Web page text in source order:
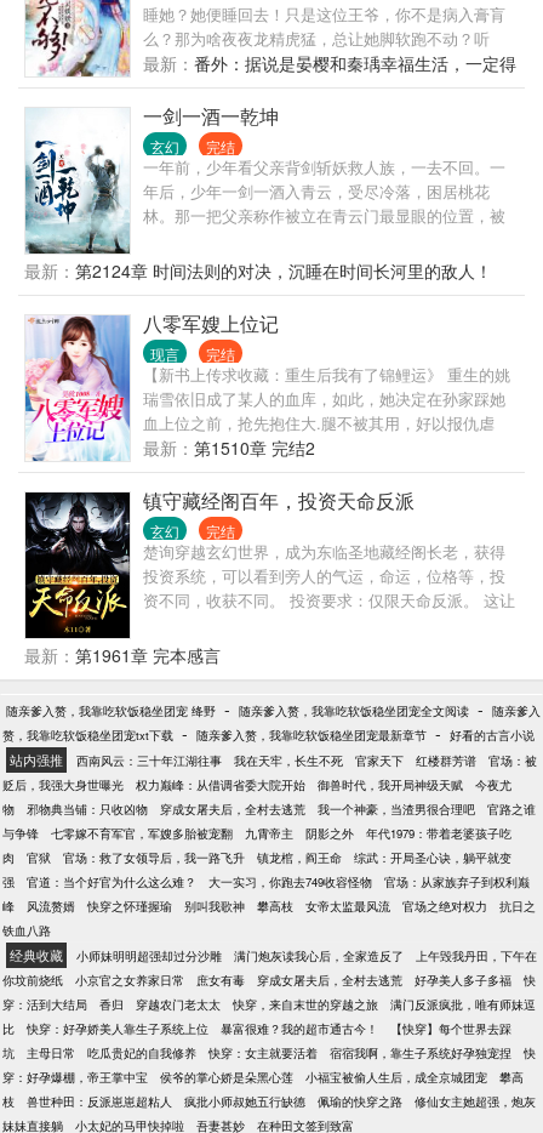
睡她？她便睡回去！只是这位王爷，你不是病入膏肓
么？那为啥夜夜龙精虎猛，总让她脚软跑不动？听
过，某男微微一笑，娘子别跑了，快给为夫生个球！
圣医之后也不是吃素的！从此，王妃忙下毒，王爷忙
解毒，相爱相杀，好不热闹。——————故事以王
妃调教傲娇王爷为主线，贯穿宅斗宫斗权谋，新人初
到，勾搭各路妹子，喜欢的先收藏，捂脸~~
最新： 番外：据说是晏樱和秦瑀幸福生活，一定得
瞅瞅
一剑一酒一乾坤
玄幻 完结
一年前，少年看父亲背剑斩妖救人族，一去不回。一
年后，少年一剑一酒入青云，受尽冷落，困居桃花
林。那一把父亲称作被立在青云门最显眼的位置，被
前拔出那一把守护之剑，那一刻，嘲笑他的人皆丧于
剑下，剑出鞘，妖族颤栗，魔族胆寒，仙人震惊！
最新： 第2124章 时间法则的对决，沉睡在时间长河里的敌人！
八零军嫂上位记
现言 完结
【新书上传求收藏：重生后我有了锦鲤运》 重生的姚
瑞雪依旧成了某人的血库，如此，她决定在孙家踩她
血上位之前，抢先抱住大.腿不被其用，好以报仇虐
渣，却不想大.腿太粗，不如攻其心直上位。 某团长，
抱什么大腿，快到我怀里来！！！
最新： 第1510章 完结2
镇守藏经阁百年，投资天命反派
玄幻 完结
楚询穿越玄幻世界，成为东临圣地藏经阁长老，获得
投资系统，可以看到旁人的气运，命运，位格等，投
资不同，收获不同。 投资要求：仅限天命反派。 这让
父，我给你抢来一位女帝。 二徒弟：师父要练神兵？
刚好我家有祖传仙金，师父等等我…… 小徒弟：我家
引！ 楚询：真香！
最新： 第1961章 完本感言
随亲爹入赘，我靠吃软饭稳坐团宠 绛野 - 随亲爹入赘，我靠吃软饭稳坐团宠全文阅读 - 随亲爹入
赘，我靠吃软饭稳坐团宠txt下载 - 随亲爹入赘，我靠吃软饭稳坐团宠最新章节 - 好看的古言小说
站内强推 西南风云：三十年江湖往事 我在天牢，长生不死 官家天下 红楼群芳谱
官场：被
贬后，我强大身世曝光
权力巅峰：从借调省委大院开始 御兽时代，我开局神级天赋
今夜尤
物
邪物典当铺：只收凶物 穿成女屠夫后，全村去逃荒 我一个神豪，当渣男很合理吧
官路之谁
与争锋
七零嫁不育军官，军嫂多胎被宠翻 九霄帝主 阴影之外
年代1979：带着老婆孩子吃
肉
官狱 官场：救了女领导后，我一路飞升 镇龙棺，阎王命
综武：开局圣心诀，躺平就变
强
官道：当个好官为什么这么难？ 大一实习，你跑去749收容怪物
官场：从家族弃子到权利巅
峰
风流赘婿 快穿之怀瑾握瑜 别叫我歌神 攀高枝 女帝太监最风流 官场之绝对权力
抗日之
铁血八路
经典收藏 小师妹明明超强却过分沙雕 满门炮灰读我心后，全家造反了
上午毁我丹田，下午在
你坟前烧纸
小京官之女养家日常 庶女有毒 穿成女屠夫后，全村去逃荒 好孕美人多子多福
快
穿：活到大结局
香归 穿越农门老太太 快穿，来自末世的穿越之旅
满门反派疯批，唯有师妹逗
比
快穿：好孕娇美人靠生子系统上位 暴富很难？我的超市通古今！
【快穿】每个世界去踩
坑
主母日常 吃瓜贵妃的自我修养 快穿：女主就要活着 宿宿我啊，靠生子系统好孕独宠捏
快
穿：好孕爆棚，帝王掌中宝
侯爷的掌心娇是朵黑心莲 小福宝被偷人生后，成全京城团宠
攀高
枝
兽世种田：反派崽崽超粘人 疯批小师叔她五行缺德 佩瑜的快穿之路
修仙女主她超强，炮灰
妹妹直接躺
小太妃的马甲快掉啦 吾妻甚妙 在种田文签到致富